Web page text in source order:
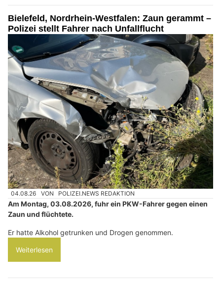
Bielefeld, Nordrhein-Westfalen: Zaun gerammt –
Polizei stellt Fahrer nach Unfallflucht
04.08.26 VON POLIZEI.NEWS REDAKTION
Am Montag, 03.08.2026, fuhr ein PKW-Fahrer gegen einen
Zaun und flüchtete.
Er hatte Alkohol getrunken und Drogen genommen.
Weiterlesen